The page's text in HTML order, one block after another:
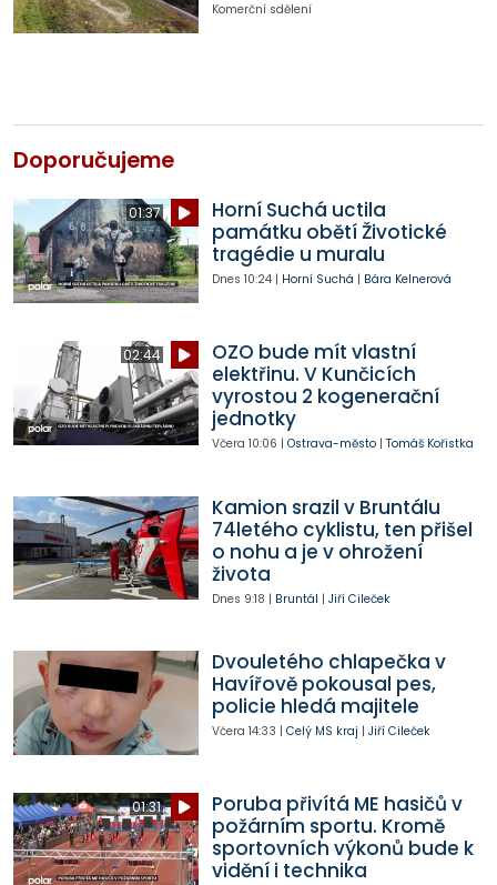
Komerční sdělení
Doporučujeme
01:37
Horní Suchá uctila
památku obětí Životické
tragédie u muralu
Dnes 10:24| Horní Suchá | Bára Kelnerová
02:44
OZO bude mít vlastní
elektřinu. V Kunčicích
vyrostou 2 kogenerační
jednotky
Včera 10:06 | Ostrava-město| Tomáš Kořistka
Kamion srazil v Bruntálu
74letého cyklistu, ten přišel
o nohu a je v ohrožení
života
Dnes 9:18 | Bruntál | Jiří Cileček
Dvouletého chlapečka v
Havířově pokousal pes,
policie hledá majitele
Včera 14:33 | Celý MS kraj | Jiří Cileček
01:31
Poruba přivítá ME hasičů v
požárním sportu. Kromě
sportovních výkonů bude k
vidění i technika